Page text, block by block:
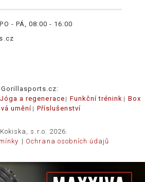
PO - PÁ, 08:00 - 16:00
Gorillasports.cz:
Jóga a regenerace Funkční trénink
Box
umění
Příslušenství
s.r.o. 2026.
Ochrana osobních údajů